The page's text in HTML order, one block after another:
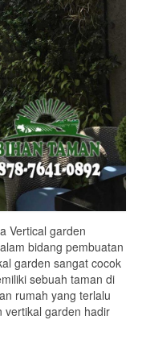
Vertical garden
bidang pembuatan
garden sangat cocok
sebuah taman di
rumah yang terlalu
vertikal garden hadir